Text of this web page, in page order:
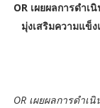
OR เผยผลการดำ
มุ่งเสริมความแข็
OR เผยผลการดำเ